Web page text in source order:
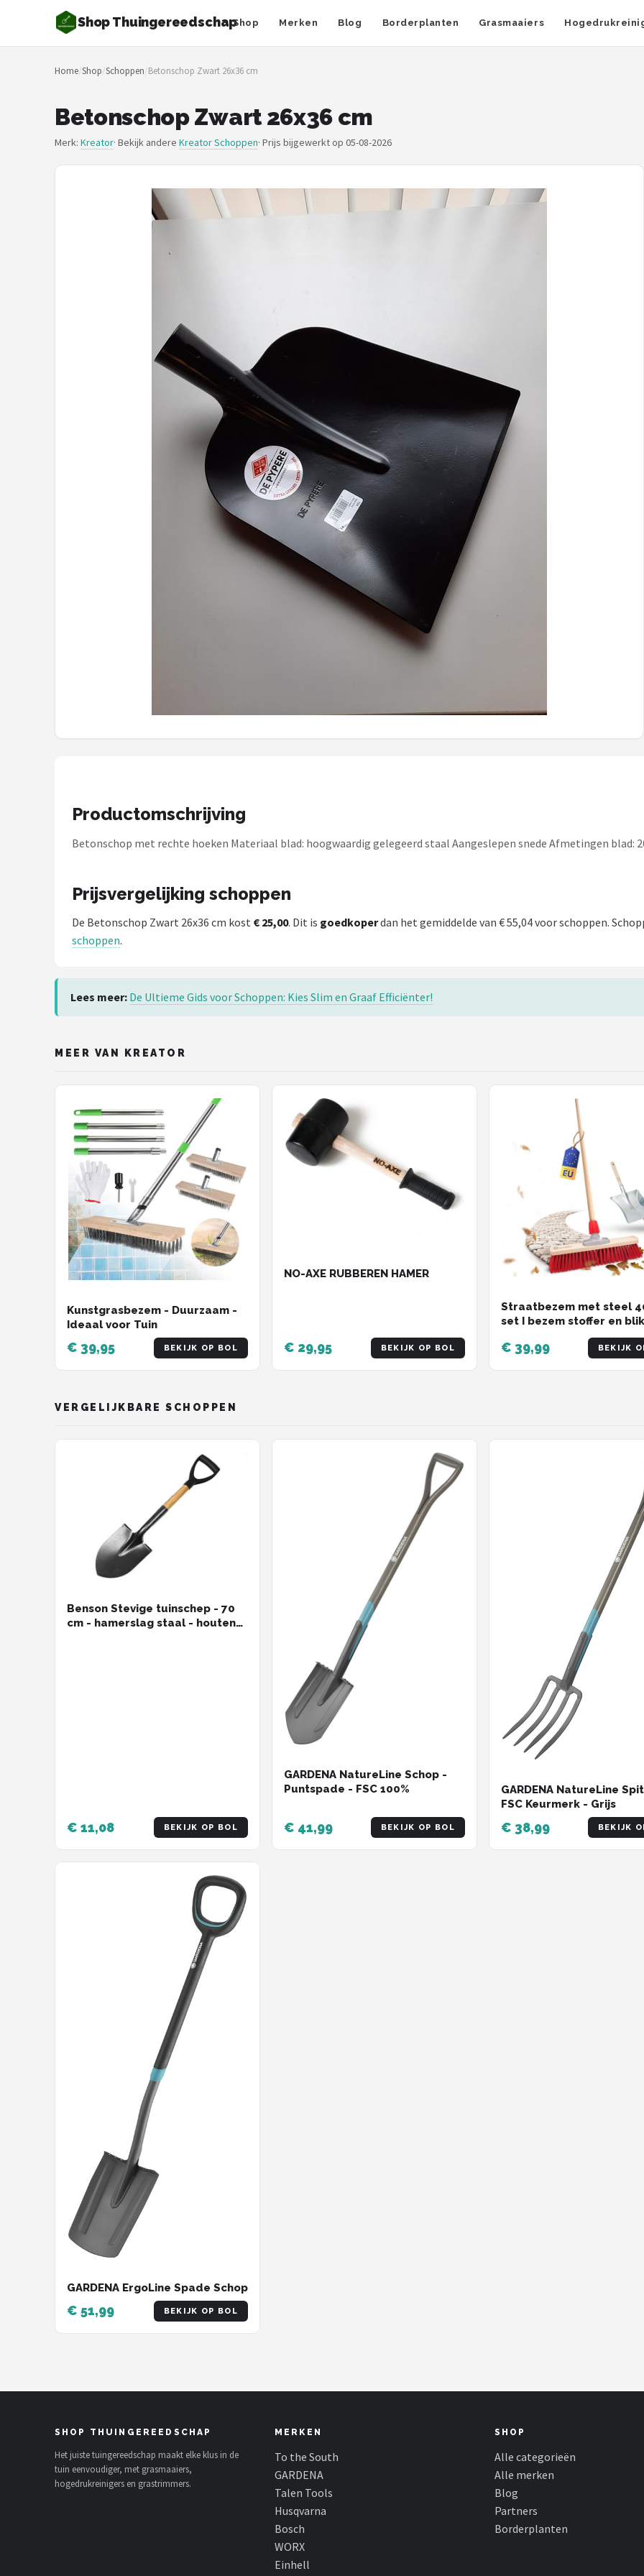
Shop ThuingereedschapShop Merken Blog Borderplanten Grasmaaiers
Zoeken
NAVIGATIE
Merken
Home/Shop/Schoppen/Betonschop Zwart 26x36 cm
Betonschop Zwart 26x36 cm
Merk: Kreator· Bekijk andere Kreator Schoppen· Prijs bijgewerkt op 05-08-2026
Productomschrijving
Betonschop met rechte hoeken Materiaal blad: hoogwaardig gelegeerd staal Aangeslepen snede Afmetingen blad:
Prijsvergelijking schoppen
De Betonschop Zwart 26x36 cm kost € 25,00. Dit is goedkoperdan het gemiddelde van € 55,04 voor schoppen.
schoppen.
Lees meer: De Ultieme Gids voor Schoppen: Kies Slim en Graaf Efficiënter!
MEER VAN KREATOR
Kunstgrasbezem - Duurzaam -
Ideaal voor Tuin
€ 39,95 BEKIJK OP BOL
NO-AXE RUBBEREN HAMER
€ 29,95 BEKIJK OP BOL
Straatbezem met steel
set I bezem stoffer en
Elaston rood I met draad
straatbezem brede
€ 39,99 BEKIJK
VERGELIJKBARE SCHOPPEN
Benson Stevige tuinschep - 70
cm - hamerslag staal - houten
€ 11,08 BEKIJK OP BOL
GARDENA NatureLine Schop -
Puntspade - FSC 100%
€ 41,99 BEKIJK OP BOL
GARDENA NatureLine
FSC Keurmerk - Grijs
€ 38,99 BEKIJK
GARDENA ErgoLine Spade Schop
€ 51,99 BEKIJK OP BOL
SHOP THUINGEREEDSCHAP
Het juiste tuingereedschap maakt elke klus in de
tuin eenvoudiger, met grasmaaiers,
hogedrukreinigers en grastrimmers.
MERKEN
To the South
GARDENA
Talen Tools
Husqvarna
Bosch
WORX
Einhell
SHOP
Alle categorieën
Alle merken
Blog
Partners
Borderplanten